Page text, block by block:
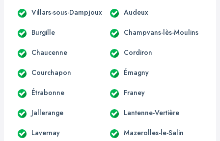
Villars-sous-Dampjoux Audeux
Burgille Champvans-lès-Moulins
Chaucenne Cordiron
Courchapon Émagny
Étrabonne Franey
Jallerange Lantenne-Vertière
Lavernay Mazerolles-le-Salin